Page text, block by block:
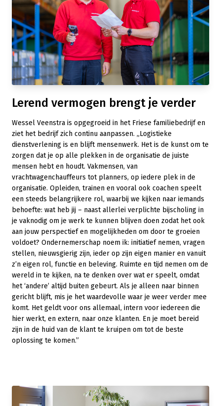
Lerend vermogen brengt je verder
Wessel Veenstra is opgegroeid in het Friese familiebedrijf en
ziet het bedrijf zich continu aanpassen. „Logistieke
dienstverlening is en blijft mensenwerk. Het is de kunst om te
zorgen dat je op alle plekken in de organisatie de juiste
mensen hebt en houdt. Vakmensen, van
vrachtwagenchauffeurs tot planners, op iedere plek in de
organisatie. Opleiden, trainen en vooral ook coachen speelt
een steeds belangrijkere rol, waarbij we kijken naar iemands
behoefte: wat heb jij – naast allerlei verplichte bijscholing in
je vaknodig om je werk te kunnen blijven doen zodat het ook
aan jouw perspectief en mogelijkheden om door te groeien
voldoet? Ondernemerschap noem ik: initiatief nemen, vragen
stellen, nieuwsgierig zijn, ieder op zijn eigen manier en vanuit
z’n eigen rol, functie en beleving. Ruimte en tijd nemen om de
wereld in te kijken, na te denken over wat er speelt, omdat
het ‘andere’ altijd buiten gebeurt. Als je alleen naar binnen
gericht blijft, mis je het waardevolle waar je weer verder mee
komt. Het geldt voor ons allemaal, intern voor iedereen die
hier werkt, en extern, naar onze klanten. En je moet bereid
zijn in de huid van de klant te kruipen om tot de beste
oplossing te komen.”